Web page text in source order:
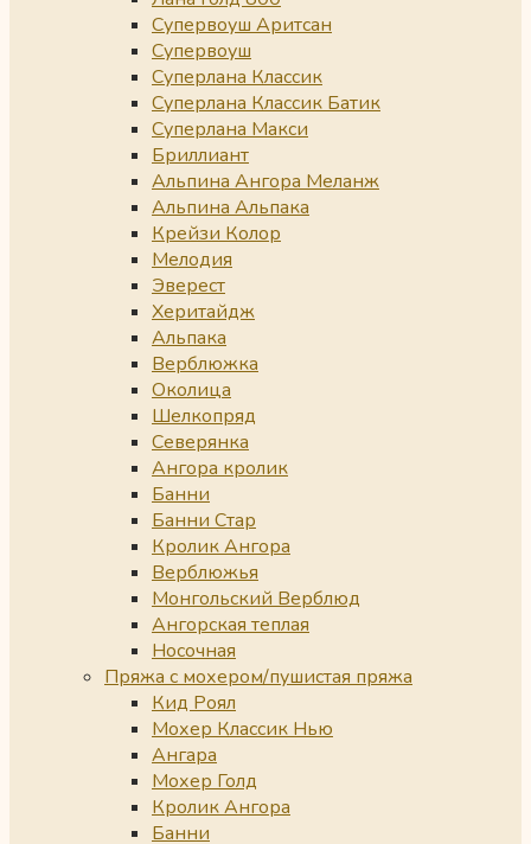
Супервоуш Аритсан
Супервоуш
Суперлана Классик
Суперлана Классик Батик
Суперлана Макси
Бриллиант
Альпина Ангора Меланж
Альпина Альпака
Крейзи Колор
Мелодия
Эверест
Херитайдж
Альпака
Верблюжка
Околица
Шелкопряд
Северянка
Ангора кролик
Банни
Банни Стар
Кролик Ангора
Верблюжья
Монгольский Верблюд
Ангорская теплая
Носочная
Пряжа с мохером/пушистая пряжа
Кид Роял
Мохер Классик Нью
Ангара
Мохер Голд
Кролик Ангора
Банни